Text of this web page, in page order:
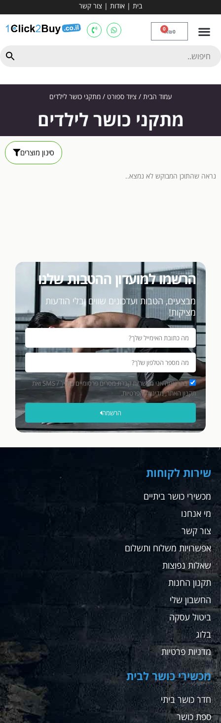
בית | אודות | צור קשר
₪0
0
עמוד הבית / ציוד ספורט / מתקני כושר לילדים
מתקני כושר לילדים
סינון מוצרים
נראה שהתוכן המבוקש לא נמצא..
הרשמו למועדון ההטבות שלנו
מבצעים, הטבות ועדכונים שווים ובלי הודעות
מציקות!
בהרשמה אני מאשר/ת קבלת מסרים פרסומיים במייל / SMS ואת
תקנון האתר, מדיניות הפרטיות.
הרשמה
שירות לקוחות
מכשירי כושר ביתיים
מי אנחנו
צור קשר
אפשרויות משלוח ותשלום
שאלות נפוצות
תקנון החנות
החשבון שלי
ביטול עסקה
בלוג
מדניות פרטיות
מכשירי כושר לבית
חדר כושר ביתי
ספת כושר